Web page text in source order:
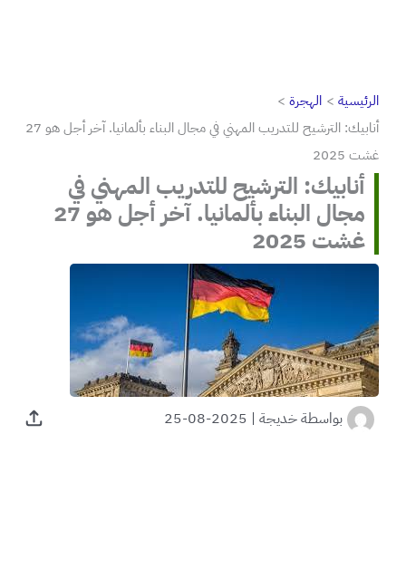
الرئيسية
الهجرة
أنابيك: الترشيح للتدريب المهني في مجال البناء بألمانيا. آخر أجل هو 27
غشت 2025
أنابيك: الترشيح للتدريب المهني في
مجال البناء بألمانيا. آخر أجل هو 27
غشت 2025
بواسطةخديجة |
2025-08-25